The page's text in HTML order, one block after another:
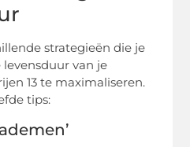
strategieën die je
van je
13 te maximaliseren.
tips: